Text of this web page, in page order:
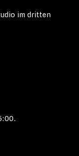
im dritten